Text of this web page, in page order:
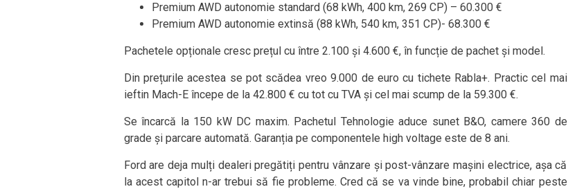
Premium AWD autonomie standard (68 kWh, 400 km, 269 CP) – 60.300 €
Premium AWD autonomie extinsă (88 kWh, 540 km, 351 CP)- 68.300 €
Pachetele opționale cresc prețul cu între 2.100 și 4.600 €, în funcție de pachet și model.
Din prețurile acestea se pot scădea vreo 9.000 de euro cu tichete Rabla+. Practic cel mai
ieftin Mach-E începe de la 42.800 € cu tot cu TVA și cel mai scump de la 59.300 €.
Se încarcă la 150 kW DC maxim. Pachetul Tehnologie aduce sunet B&O, camere 360 de
grade și parcare automată. Garanția pe componentele high voltage este de 8 ani.
Ford are deja mulți dealeri pregătiți pentru vânzare și post-vânzare mașini electrice, așa că
la acest capitol n-ar trebui să fie probleme. Cred că se va vinde bine, probabil chiar peste